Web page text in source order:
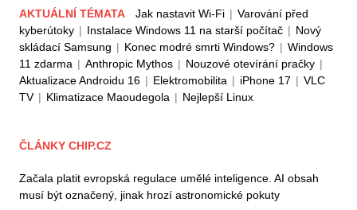
AKTUÁLNÍ TÉMATA Jak nastavit Wi-Fi | Varování před
kyberútoky | Instalace Windows 11 na starší počítač | Nový
skládací Samsung | Konec modré smrti Windows? | Windows
11 zdarma | Anthropic Mythos | Nouzové otevírání pračky |
Aktualizace Androidu 16 | Elektromobilita | iPhone 17 | VLC
TV | Klimatizace Maoudegola | Nejlepší Linux
ČLÁNKY CHIP.CZ
Začala platit evropská regulace umělé inteligence. AI obsah
musí být označený, jinak hrozí astronomické pokuty